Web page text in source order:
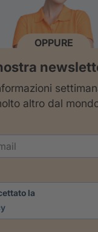
OPPURE
altro dal
la